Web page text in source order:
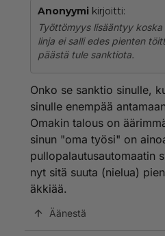
Anonyymi kirjoitti:
Työttömyys lisääntyy
linja ei salli edes pienten
päästä tule sanktiota.
Onko se sanktio sinulle,
sinulle enempää
Omakin talous on
sinun "oma työsi" on
pullopalautusautomaatin
nyt sitä suuta (nielua)
äkkiää.
Äänestä